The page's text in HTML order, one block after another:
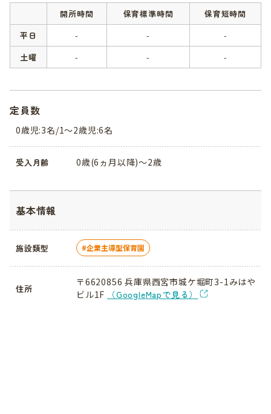
開所時間 保育標準時間
保育短時間
平日
- -
-
土曜
- - -
定員数
0歳児:3名/1～2歳児:6名
受入月齢 0歳(6ヵ月以降)～2歳
基本情報
施設類型 企業主導型保育園
住所
〒6620856 兵庫県西宮市城ケ堀町3-1みはや
ビル1F
（GoogleMapで見る）